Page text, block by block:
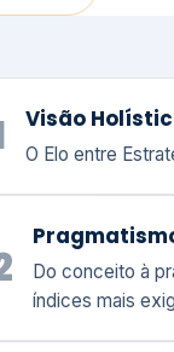
Visão
O Elo entre
Do conceito à
índices mais